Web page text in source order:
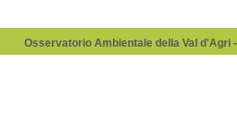
Osservatorio Ambientale della Val d'Agri